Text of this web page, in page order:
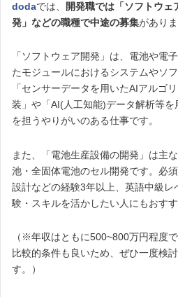
dodaでは、
開発職では「ソフトウェ
発」などの職種で中途の募集がありま
「ソフトウェア開発」は、電池や電
たモジュールにおけるシステムやソ
「センサーデータを用いたAIアルゴ
装」や「AI(人工知能)データ解析等
を担うやりがいのある仕事です。
また、「電池生産設備の開発」は主
池・全固体電池のセル開発です。必
設計などの経験3年以上、英語中級
験・スキルを活かしたい人にもおすす
（※年収はともに500~800万円程度
比較的条件も良いため、ぜひ一度検
す。）